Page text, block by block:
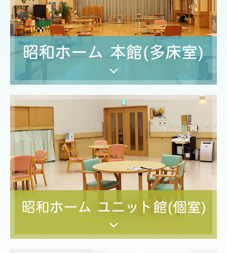
個人情報保護方針
新型コロナウイルス関係
糸つむぎバックナンバー
新着バックナンバー